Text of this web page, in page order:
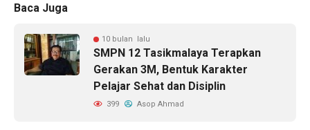
Baca Juga
10 bulan lalu
SMPN 12 Tasikmalaya Terapkan
Gerakan 3M, Bentuk Karakter
Pelajar Sehat dan Disiplin
399 Asop Ahmad